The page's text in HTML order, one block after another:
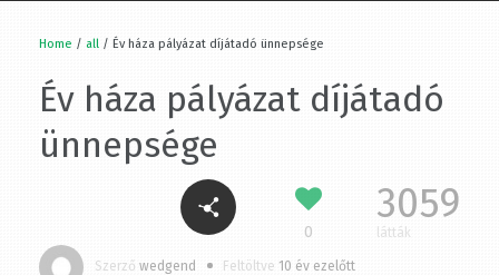
Home / all / Év háza pályázat díjátadó ünnepsége
Év háza pályázat
díjátadó ünnepsége
3059
látták
Szerző wedgend Feltöltve 10 év ezelőtt